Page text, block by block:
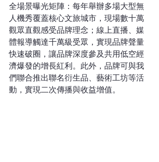
全場景曝光矩陣：每年舉辦多場大型無
人機秀覆蓋核心文旅城市，現場數十萬
觀眾直觀感受品牌理念；線上直播、媒
體報導觸達千萬級受眾，實現品牌聲量
快速破圈，讓品牌深度參及共用低空經
濟爆發的增長紅利。此外，品牌可與我
們聯合推出聯名衍生品、藝術工坊等活
動，實現二次傳播與收益增值。